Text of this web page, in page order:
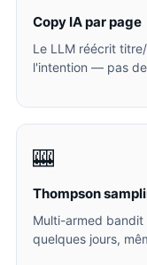
Copy IA par page
Le LLM réécrit
l'intention — pas
🎰
Thompson
Multi-armed
quelques jours,